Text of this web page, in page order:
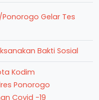
Gelar Tes
Bakti Sosial
Kodim
Ponorogo
Covid -19